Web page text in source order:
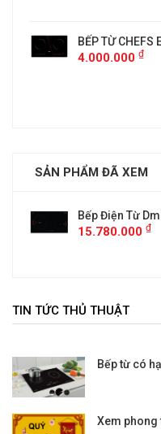
BẾP TỪ CHEFS
4.000.000 ₫
SẢN PHẨM ĐÃ XEM
Bếp Điện Từ
15.780.000 ₫
TIN TỨC THỦ THUẬT
Bếp từ có
Xem phong